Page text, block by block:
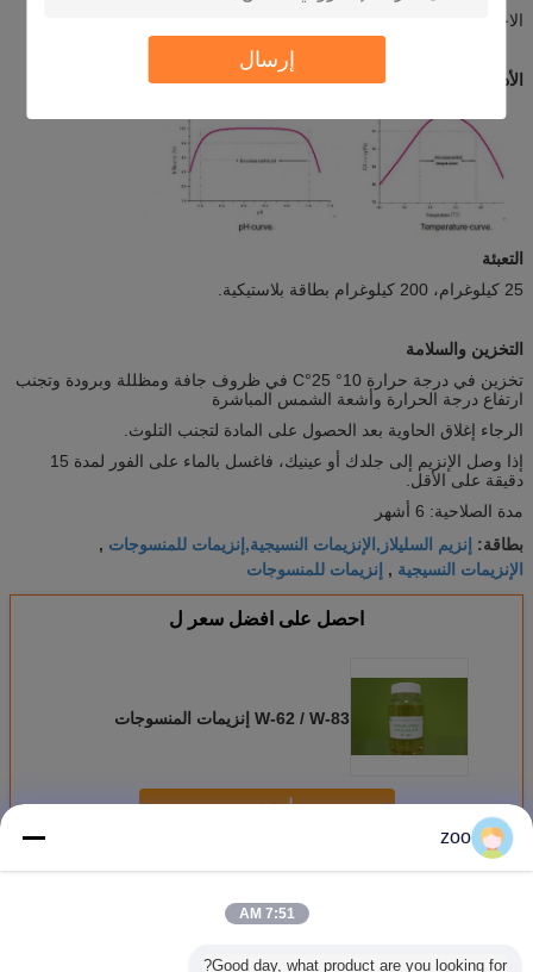
إرسال
الاحتفاظ بالألوان بشكل أفضل
الأداء
التعبئة
25 كيلوغرام، 200 كيلوغرام بطاقة بلاستيكية.
التخزين والسلامة
تخزين في درجة حرارة 10° 25°C في ظروف جافة ومظللة وبرودة وتجنب
ارتفاع درجة الحرارة وأشعة الشمس المباشرة
الرجاء إغلاق الحاوية بعد الحصول على المادة لتجنب التلوث.
إذا وصل الإنزيم إلى جلدك أو عينيك، فاغسل بالماء على الفور لمدة 15
دقيقة على الأقل.
مدة الصلاحية: 6 أشهر
بطاقة: إنزيم السليلاز,الإنزيمات النسيجية,إنزيمات للمنسوجات ,
الإنزيمات النسيجية , إنزيمات للمنسوجات
احصل على افضل سعر ل
W-62 / W-83 إنزيمات المنسوجات
استمر
أكثرانزيم النسيج
zoo
7:51 AM
Good day, what product are you looking for?